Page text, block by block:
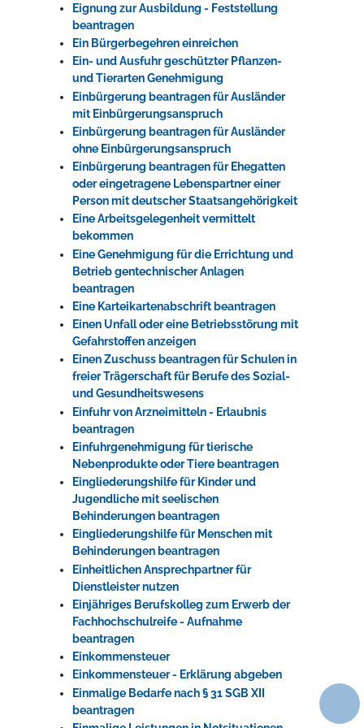
Eignung zur Ausbildung - Feststellung
beantragen
Ein Bürgerbegehren einreichen
Ein- und Ausfuhr geschützter Pflanzen-
und Tierarten Genehmigung
Einbürgerung beantragen für Ausländer
mit Einbürgerungsanspruch
Einbürgerung beantragen für Ausländer
ohne Einbürgerungsanspruch
Einbürgerung beantragen für Ehegatten
oder eingetragene Lebenspartner einer
Person mit deutscher Staatsangehörigkeit
Eine Arbeitsgelegenheit vermittelt
bekommen
Eine Genehmigung für die Errichtung und
Betrieb gentechnischer Anlagen
beantragen
Eine Karteikartenabschrift beantragen
Einen Unfall oder eine Betriebsstörung mit
Gefahrstoffen anzeigen
Einen Zuschuss beantragen für Schulen in
freier Trägerschaft für Berufe des Sozial-
und Gesundheitswesens
Einfuhr von Arzneimitteln - Erlaubnis
beantragen
Einfuhrgenehmigung für tierische
Nebenprodukte oder Tiere beantragen
Eingliederungshilfe für Kinder und
Jugendliche mit seelischen
Behinderungen beantragen
Eingliederungshilfe für Menschen mit
Behinderungen beantragen
Einheitlichen Ansprechpartner für
Dienstleister nutzen
Einjähriges Berufskolleg zum Erwerb der
Fachhochschulreife - Aufnahme
beantragen
Einkommensteuer
Einkommensteuer - Erklärung abgeben
Einmalige Bedarfe nach § 31 SGB XII
beantragen